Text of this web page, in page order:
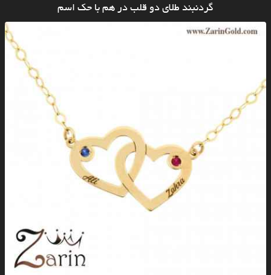
گردنبند طلای دو قلب در هم با حک اسم